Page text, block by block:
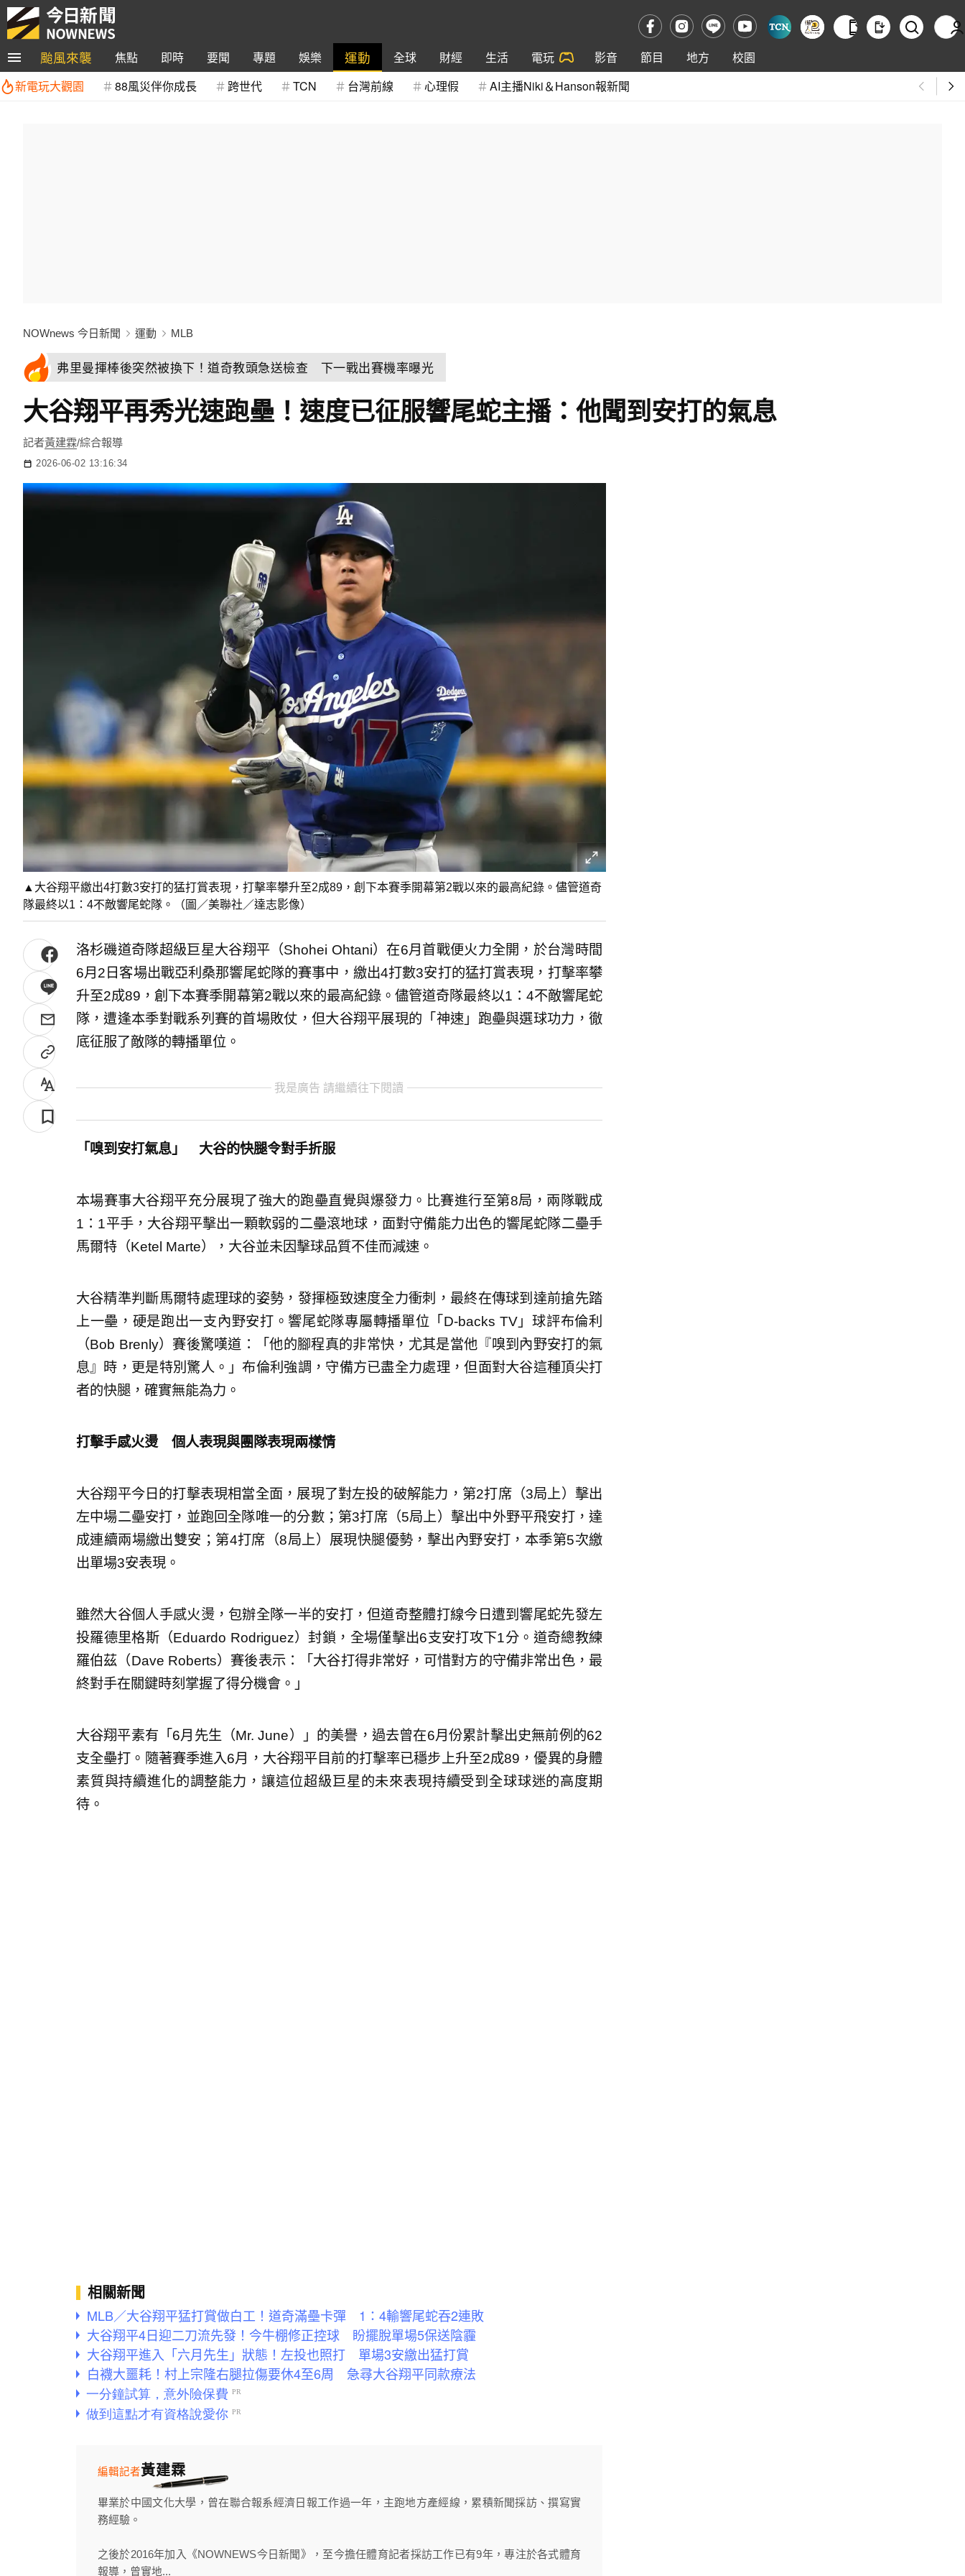
颱風來襲 焦點 即時 要聞 專題 娛樂 運動 全球 財經 生活 電玩 影音 節目 地方
校園
新電玩大觀園
88風災伴你成長 跨世代 TCN 台灣前線 心理假 AI主播Niki＆Hanson報新聞
NOWnews 今日新聞 運動 MLB
弗里曼揮棒後突然被換下！道奇教頭急送檢查 下一戰出賽機率曝光
大谷翔平再秀光速跑壘！速度已征服響尾蛇主播：他聞到安打的氣息
記者黃建霖/綜合報導
2026-06-02 13:16:34
▲大谷翔平繳出4打數3安打的猛打賞表現，打擊率攀升至2成89，創下本賽季開幕第2戰以來的最高紀錄。儘管道奇
隊最終以1：4不敵響尾蛇隊。（圖／美聯社／達志影像）
洛杉磯道奇隊超級巨星大谷翔平（Shohei Ohtani）在6月首戰便火力全開，於台灣時間
6月2日客場出戰亞利桑那響尾蛇隊的賽事中，繳出4打數3安打的猛打賞表現，打擊率攀
升至2成89，創下本賽季開幕第2戰以來的最高紀錄。儘管道奇隊最終以1：4不敵響尾蛇
隊，遭逢本季對戰系列賽的首場敗仗，但大谷翔平展現的「神速」跑壘與選球功力，徹
底征服了敵隊的轉播單位。
我是廣告 請繼續往下閱讀
「嗅到安打氣息」 大谷的快腿令對手折服
本場賽事大谷翔平充分展現了強大的跑壘直覺與爆發力。比賽進行至第8局，兩隊戰成
1：1平手，大谷翔平擊出一顆軟弱的二壘滾地球，面對守備能力出色的響尾蛇隊二壘手
馬爾特（Ketel Marte），大谷並未因擊球品質不佳而減速。
大谷精準判斷馬爾特處理球的姿勢，發揮極致速度全力衝刺，最終在傳球到達前搶先踏
上一壘，硬是跑出一支內野安打。響尾蛇隊專屬轉播單位「D-backs TV」球評布倫利
（Bob Brenly）賽後驚嘆道：「他的腳程真的非常快，尤其是當他『嗅到內野安打的氣
息』時，更是特別驚人。」布倫利強調，守備方已盡全力處理，但面對大谷這種頂尖打
者的快腿，確實無能為力。
打擊手感火燙 個人表現與團隊表現兩樣情
大谷翔平今日的打擊表現相當全面，展現了對左投的破解能力，第2打席（3局上）擊出
左中場二壘安打，並跑回全隊唯一的分數；第3打席（5局上）擊出中外野平飛安打，達
成連續兩場繳出雙安；第4打席（8局上）展現快腿優勢，擊出內野安打，本季第5次繳
出單場3安表現。
雖然大谷個人手感火燙，包辦全隊一半的安打，但道奇整體打線今日遭到響尾蛇先發左
投羅德里格斯（Eduardo Rodriguez）封鎖，全場僅擊出6支安打攻下1分。道奇總教練
羅伯茲（Dave Roberts）賽後表示：「大谷打得非常好，可惜對方的守備非常出色，最
終對手在關鍵時刻掌握了得分機會。」
大谷翔平素有「6月先生（Mr. June）」的美譽，過去曾在6月份累計擊出史無前例的62
支全壘打。隨著賽季進入6月，大谷翔平目前的打擊率已穩步上升至2成89，優異的身體
素質與持續進化的調整能力，讓這位超級巨星的未來表現持續受到全球球迷的高度期
待。
相關新聞
MLB／大谷翔平猛打賞做白工！道奇滿壘卡彈 1：4輸響尾蛇吞2連敗
大谷翔平4日迎二刀流先發！今牛棚修正控球 盼擺脫單場5保送陰霾
大谷翔平進入「六月先生」狀態！左投也照打 單場3安繳出猛打賞
白襪大噩耗！村上宗隆右腿拉傷要休4至6周 急尋大谷翔平同款療法
黃建霖
編輯記者
畢業於中國文化大學，曾在聯合報系經濟日報工作過一年，主跑地方產經線，累積新聞採訪、撰寫實
務經驗。
之後於2016年加入《NOWNEWS今日新聞》，至今擔任體育記者採訪工作已有9年，專注於各式體育
報導，曾實地...